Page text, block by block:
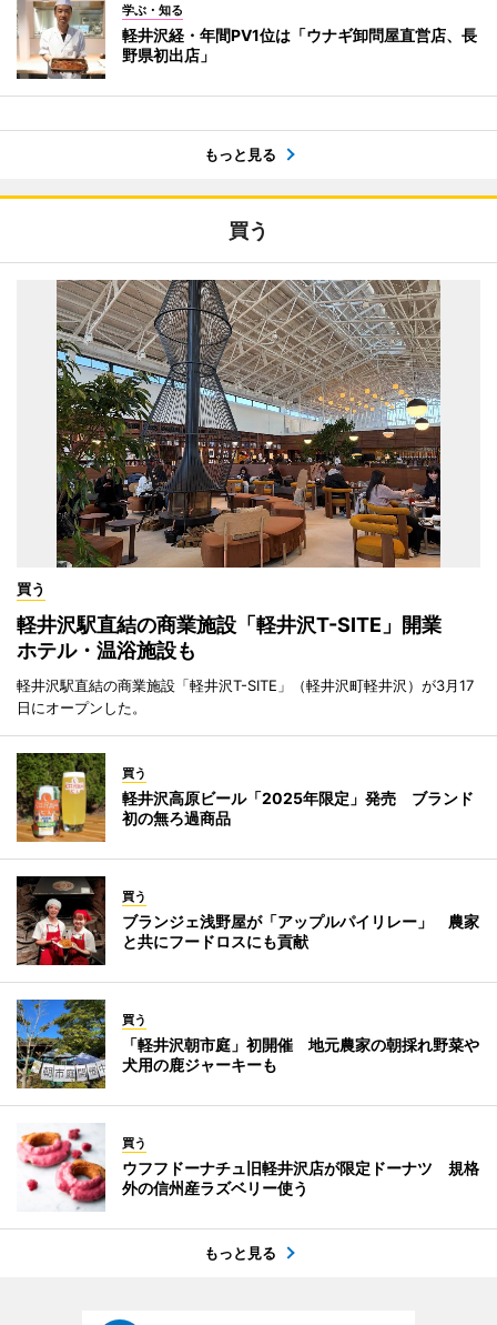
学ぶ・知る
軽井沢経・年間PV1位は「ウナギ卸問屋直営店、長
野県初出店」
もっと見る
買う
買う
軽井沢駅直結の商業施設「軽井沢T-SITE」開業
ホテル・温浴施設も
軽井沢駅直結の商業施設「軽井沢T-SITE」（軽井沢町軽井沢）が3月17
日にオープンした。
買う
軽井沢高原ビール「2025年限定」発売 ブランド
初の無ろ過商品
買う
ブランジェ浅野屋が「アップルパイリレー」 農家
と共にフードロスにも貢献
買う
「軽井沢朝市庭」初開催 地元農家の朝採れ野菜や
犬用の鹿ジャーキーも
買う
ウフフドーナチュ旧軽井沢店が限定ドーナツ 規格
外の信州産ラズベリー使う
もっと見る